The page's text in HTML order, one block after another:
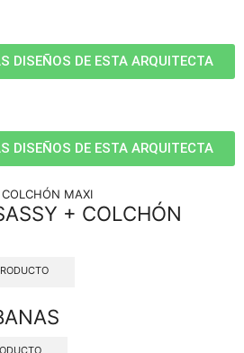
DISEÑOS DE ESTA ARQUITECTA
DISEÑOS DE ESTA ARQUITECTA
+ COLCHÓN